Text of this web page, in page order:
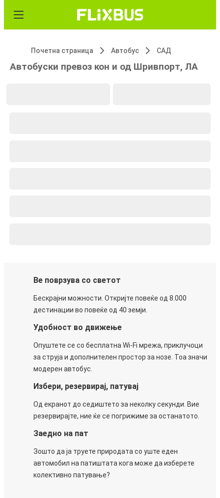
Почетна страница Автобус САД
Автобуски превоз кон и од Шривпорт, ЛА
Ве поврзува со светот
Бескрајни можности. Откријте повеќе од 8.000
дестинации во повеќе од 40 земји.
Удобност во движење
Опуштете се со бесплатна Wi-Fi мрежа, приклучоци
за струја и дополнителен простор за нозе. Тоа значи
модерен автобус.
Избери, резервирај, патувај
Од екранот до седиштето за неколку секунди. Вие
резервирајте, ние ќе се погрижиме за останатото.
Заедно на пат
Зошто да ја труете природата со уште еден
автомобил на патиштата кога може да изберете
колективно патување?